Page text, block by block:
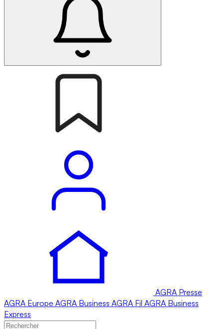
AGRA Presse
AGRA Europe AGRA Business AGRA Fil AGRA Business
Express